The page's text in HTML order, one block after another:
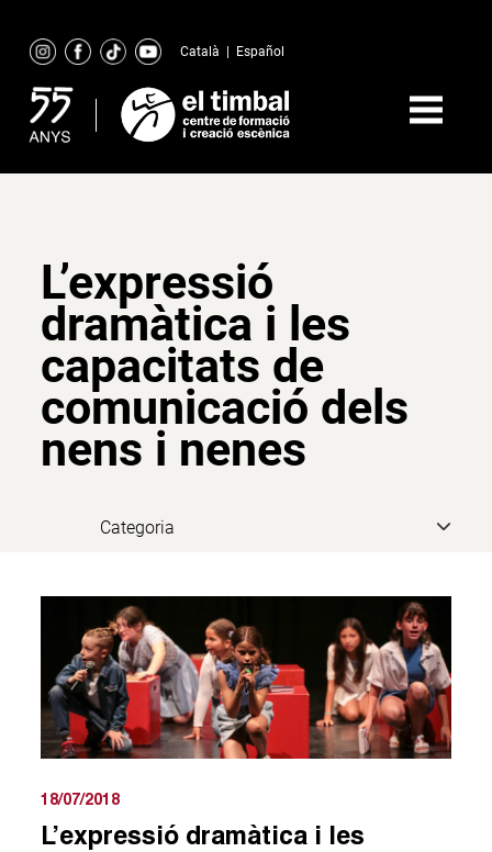
content
Català Español
L’expressió
dramàtica i les
capacitats de
comunicació dels
nens i nenes
18/07/2018
L’expressió dramàtica i les